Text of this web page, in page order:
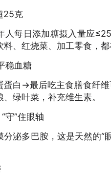
25克
人每日添加糖摄入量应
料、红烧菜、加工零食，
稳血糖
白→最后吃主食膳食纤维
绿叶菜，补充维生素。
守”住眼轴
分泌多巴胺，这是天然的